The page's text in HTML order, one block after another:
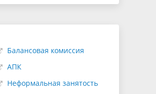
Балансовая комиссия
АПК
Неформальная занятость